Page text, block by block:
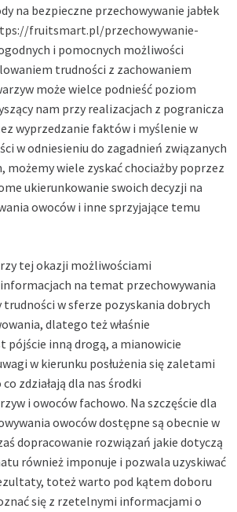
na bezpieczne przechowywanie jabłek
fruitsmart.pl/przechowywanie-
i pomocnych możliwości
trudności z zachowaniem
może wielce podnieść poziom
nam przy realizacjach z pogranicza
wyprzedzanie faktów i myślenie w
w odniesieniu do zagadnień związanych
możemy wiele zyskać chociażby poprzez
ukierunkowanie swoich decyzji na
owoców i inne sprzyjające temu
tej okazji możliwościami
na temat przechowywania
w sferze pozyskania dobrych
dlatego też właśnie
pójście inną drogą, a mianowicie
w kierunku posłużenia się zaletami
zdziałają dla nas środki
i owoców fachowo. Na szczęście dla
owoców dostępne są obecnie w
dopracowanie rozwiązań jakie dotyczą
również imponuje i pozwala uzyskiwać
toteż warto pod kątem doboru
się z rzetelnymi informacjami o